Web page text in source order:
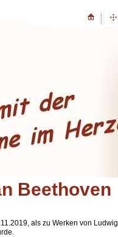
Beethoven
als zu Werken von Ludwig